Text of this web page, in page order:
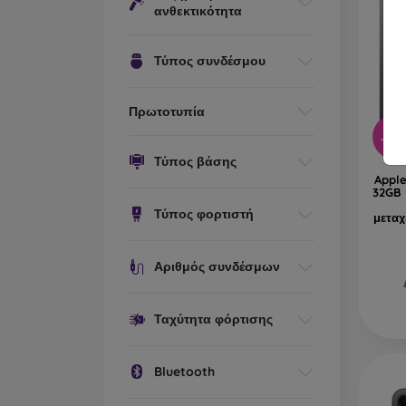
ανθεκτικότητα
Τύπος συνδέσμου
Πρωτοτυπία
Τύπος βάσης
Τύπος φορτιστή
Αριθμός συνδέσμων
Ταχύτητα φόρτισης
Bluetooth
-55%
32GB